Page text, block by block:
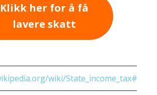
Klikk her for å få
lavere skatt
wiki/